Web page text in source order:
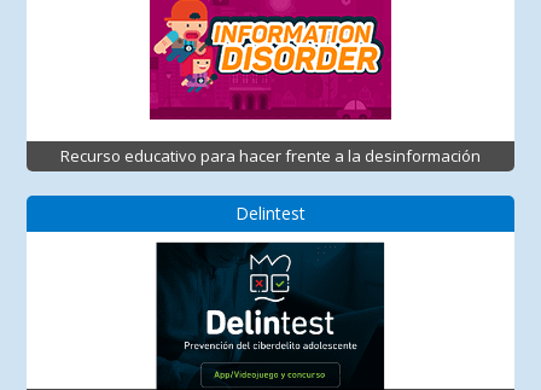
Recurso educativo para hacer frente a la desinformación
Delintest